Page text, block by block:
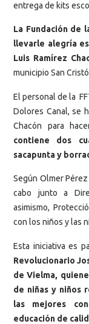
entrega de kits
La Fundación de
llevarle alegría
Luis Ramírez
municipio San
El personal de la
Dolores Canal, se
Chacón para
contiene dos
sacapunta y
Según Olmer
cabo junto a
asimismo,
con los niños y las
Esta iniciativa es
Revolucionario
de Vielma,
de niñas y niños
las mejores
educación de